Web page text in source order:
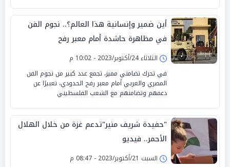
أين ضمير وإنسانية هذا العالم؟.. نجوم الفن
في مظاهرة حاشدة أمام معبر رفح
الثلاثاء 24/أكتوبر/2023 - 10:02 م
في تحرك تضامني مميز، تجمع عدد كبير من نجوم الفن
المصري والعربي أمام معبر رفح الحدودي، تعبيرًا عن
دعمهم وتضامنهم مع الشعب الفلسطيني
"حفيدة شريف منير"تدعم غزة من خلال الهلال
الأحمر.. فيديو
السبت 21/أكتوبر/2023 - 08:47 م